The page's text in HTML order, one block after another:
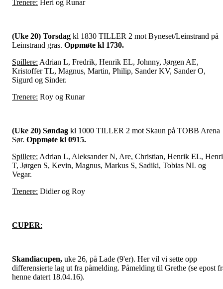
Trenere: Heri og Runar
(Uke 20) Torsdag kl 1830 TILLER 2 mot Byneset/Leinstrand på
Leinstrand gras. Oppmøte kl 1730.
Spillere: Adrian L, Fredrik, Henrik EL, Johnny, Jørgen AE,
Kristoffer TL, Magnus, Martin, Philip, Sander KV, Sander O,
Sigurd og Sinder.
Trenere: Roy og Runar
(Uke 20) Søndag kl 1000 TILLER 2 mot Skaun på TOBB Arena
Sør. Oppmøte kl 0915.
Spillere: Adrian L, Aleksander N, Are, Christian, Henrik EL,
T, Jørgen S, Kevin, Magnus, Markus S, Sadiki, Tobias NL og
Vegar.
Trenere: Didier og Roy
CUPER:
Skandiacupen, uke 26, på Lade (9'er). Her vil vi sette opp
differensierte lag ut fra påmelding. Påmelding til Grethe (se epost
henne datert 18.04.16).